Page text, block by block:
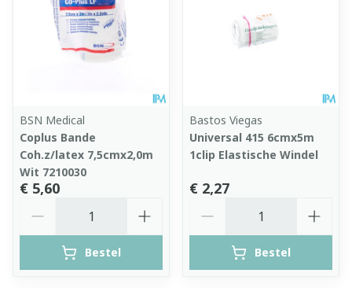
BSN Medical
Coplus Bande
Coh.z/latex 7,5cmx2,0m
Wit 7210030
€ 5,60
Bestel
Bastos Viegas
Universal 415 6cmx5m
1clip Elastische Windel
€ 2,27
Bestel